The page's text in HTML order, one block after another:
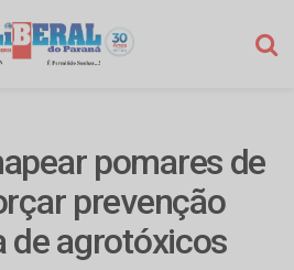
pomares de
prevenção
de agrotóxicos